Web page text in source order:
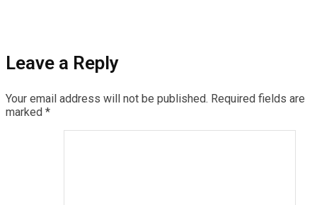
Leave a Reply
Your email address will not be published. Required fields are
marked *